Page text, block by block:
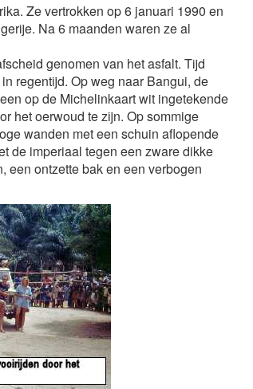
Ze vertrokken op 6 januari 1990 en
Na 6 maanden waren ze al
genomen van het asfalt. Tijd
regentijd. Op weg naar Bangui, de
op de Michelinkaart wit ingetekende
het oerwoud te zijn. Op sommige
wanden met een schuin aflopende
de imperiaal tegen een zware dikke
een ontzette bak en een verbogen